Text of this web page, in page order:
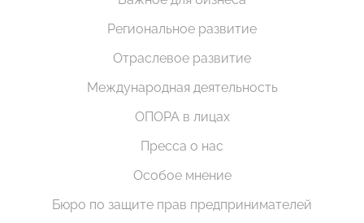
Региональное развитие
Отраслевое развитие
Международная деятельность
ОПОРА в лицах
Пресса о нас
Особое мнение
Бюро по защите прав предпринимателей